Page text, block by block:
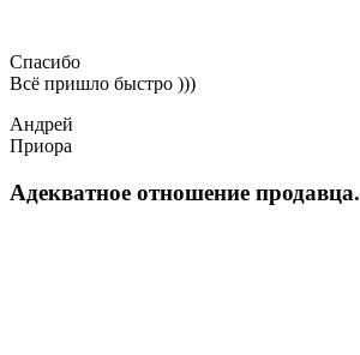
Спасибо
Всё пришло быстро )))
Андрей
Приора
Адекватное отношение продавца.